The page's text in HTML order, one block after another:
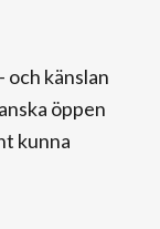
och känslan
öppen
kunna